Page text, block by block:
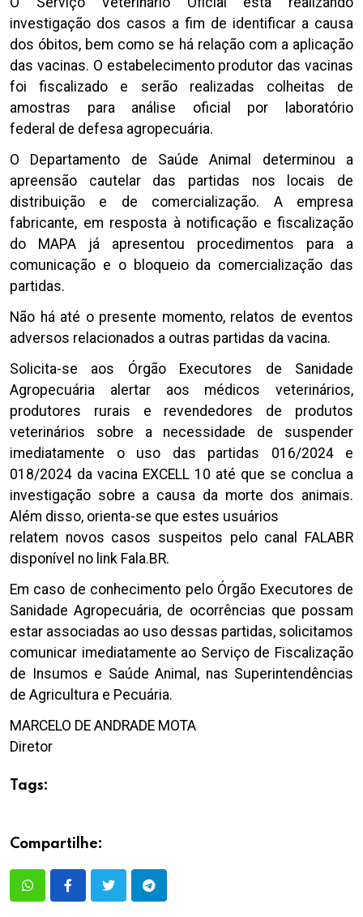
investigação dos casos a fim de identificar a causa
dos óbitos, bem como se há relação com a aplicação
das vacinas. O estabelecimento produtor das vacinas
foi fiscalizado e serão realizadas colheitas de
amostras para análise oficial por laboratório
federal de defesa agropecuária.
O Departamento de Saúde Animal determinou a
apreensão cautelar das partidas nos locais de
distribuição e de comercialização. A empresa
fabricante, em resposta à notificação e fiscalização
do MAPA já apresentou procedimentos para a
comunicação e o bloqueio da comercialização das
partidas.
Não há até o presente momento, relatos de eventos
adversos relacionados a outras partidas da vacina.
Solicita-se aos Órgão Executores de Sanidade
Agropecuária alertar aos médicos veterinários,
produtores rurais e revendedores de produtos
veterinários sobre a necessidade de suspender
imediatamente o uso das partidas 016/2024 e
018/2024 da vacina EXCELL 10 até que se conclua a
investigação sobre a causa da morte dos animais.
Além disso, orienta-se que estes usuários
relatem novos casos suspeitos pelo canal FALABR
disponível no link Fala.BR.
Em caso de conhecimento pelo Órgão Executores de
Sanidade Agropecuária, de ocorrências que possam
estar associadas ao uso dessas partidas, solicitamos
comunicar imediatamente ao Serviço de Fiscalização
de Insumos e Saúde Animal, nas Superintendências
de Agricultura e Pecuária.
MARCELO DE ANDRADE MOTA
Diretor
Tags:
Compartilhe: